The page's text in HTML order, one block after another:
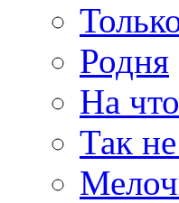
Родня
На
Так